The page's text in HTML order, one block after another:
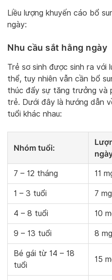
Liều lượng khuyến cáo bổ
ngày:
Nhu cầu sắt hằng ngày
Trẻ sơ sinh được sinh ra
thể, tuy nhiên vẫn cần bổ
thúc đẩy sự tăng trưởng và
trẻ. Dưới đây là hướng dẫn
tuổi khác nhau:
Nhóm tuổi:
7 – 12 tháng 11
1 – 3 tuổi 7 mg
4 – 8 tuổi 10
9 – 13 tuổi 8 mg
Bé gái từ 14 – 18
tuổi
15